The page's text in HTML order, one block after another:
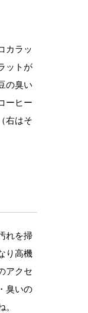
カラッ
ットが
の臭い
ーヒー
右はそ
れを掃
り高機
アクセ
臭いの